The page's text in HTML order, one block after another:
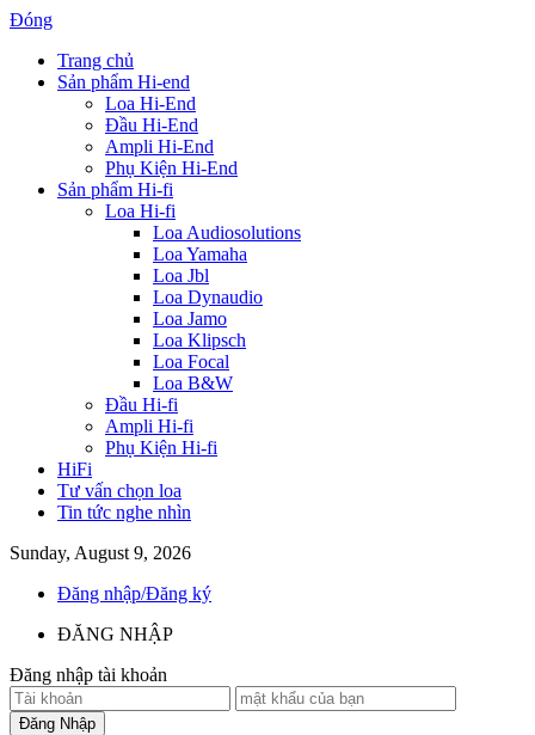
Đóng
Trang chủ
Sản phẩm Hi-end
Loa Hi-End
Đầu Hi-End
Ampli Hi-End
Phụ Kiện Hi-End
Sản phẩm Hi-fi
Loa Hi-fi
Loa Audiosolutions
Loa Yamaha
Loa Jbl
Loa Dynaudio
Loa Jamo
Loa Klipsch
Loa Focal
Loa B&W
Đầu Hi-fi
Ampli Hi-fi
Phụ Kiện Hi-fi
HiFi
Tư vấn chọn loa
Tin tức nghe nhìn
Sunday, August 9, 2026
Đăng nhập/Đăng ký
ĐĂNG NHẬP
Đăng nhập tài khoản